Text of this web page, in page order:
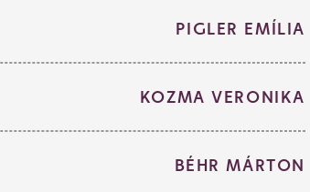
PIGLER EMÍLIA
KOZMA VERONIKA
BÉHR MÁRTON